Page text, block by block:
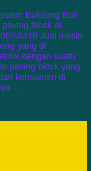
Buleleng Bali
block di
Jual mesin
yang di
dengan suatu
paving block yang
konsumen di
…